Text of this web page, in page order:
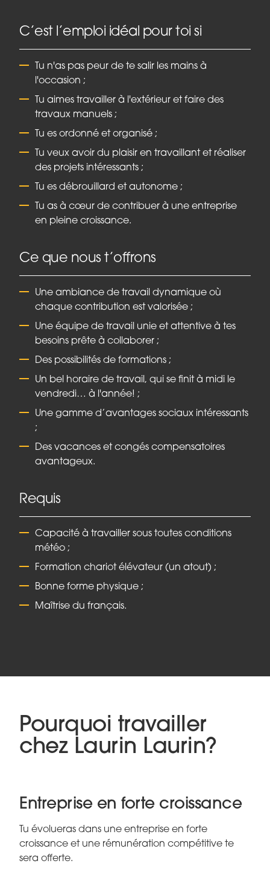
C’est l’emploi idéal pour toi si
Tu n'as pas peur de te salir les mains à
l'occasion ;
Tu aimes travailler à l'extérieur et faire des
travaux manuels ;
Tu es ordonné et organisé ;
Tu veux avoir du plaisir en travaillant et réaliser
des projets intéressants ;
Tu es débrouillard et autonome ;
Tu as à cœur de contribuer à une entreprise
en pleine croissance.
Ce que nous t’offrons
Une ambiance de travail dynamique où
chaque contribution est valorisée ;
Une équipe de travail unie et attentive à tes
besoins prête à collaborer ;
Des possibilités de formations ;
Un bel horaire de travail, qui se finit à midi le
vendredi… à l'année! ;
Une gamme d’avantages sociaux intéressants
;
Des vacances et congés compensatoires
avantageux.
Requis
Capacité à travailler sous toutes conditions
météo ;
Formation chariot élévateur (un atout) ;
Bonne forme physique ;
Maîtrise du français.
Pourquoi travailler
chez Laurin Laurin?
Entreprise en forte croissance
Tu évolueras dans une entreprise en forte
croissance et une rémunération compétitive te
sera offerte.